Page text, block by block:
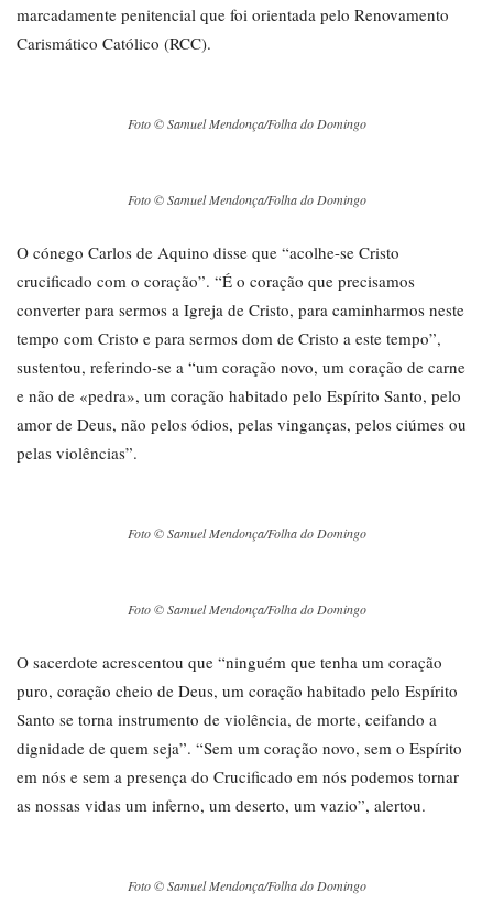
marcadamente penitencial que foi orientada pelo Renovamento
Carismático Católico (RCC).
Foto © Samuel Mendonça/Folha do Domingo
Foto © Samuel Mendonça/Folha do Domingo
O cónego Carlos de Aquino disse que “acolhe-se Cristo
crucificado com o coração”. “É o coração que precisamos
converter para sermos a Igreja de Cristo, para caminharmos neste
tempo com Cristo e para sermos dom de Cristo a este tempo”,
sustentou, referindo-se a “um coração novo, um coração de carne
e não de «pedra», um coração habitado pelo Espírito Santo, pelo
amor de Deus, não pelos ódios, pelas vinganças, pelos ciúmes ou
pelas violências”.
Foto © Samuel Mendonça/Folha do Domingo
Foto © Samuel Mendonça/Folha do Domingo
O sacerdote acrescentou que “ninguém que tenha um coração
puro, coração cheio de Deus, um coração habitado pelo Espírito
Santo se torna instrumento de violência, de morte, ceifando a
dignidade de quem seja”. “Sem um coração novo, sem o Espírito
em nós e sem a presença do Crucificado em nós podemos tornar
as nossas vidas um inferno, um deserto, um vazio”, alertou.
Foto © Samuel Mendonça/Folha do Domingo